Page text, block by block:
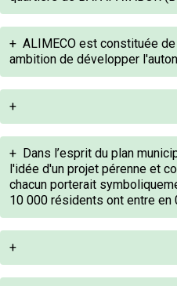
+ ALIMECO est constituée
ambition de développer
+
+ Dans l’esprit du plan
l'idée d'un projet pérenne et
chacun porterait
10 000 résidents ont entre en
+